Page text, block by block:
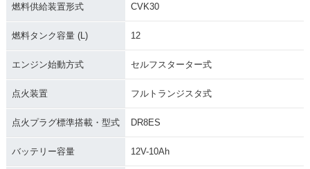
燃料供給装置形式 CVK30
燃料タンク容量 (L) 12
エンジン始動方式 セルフスターター式
点火装置 フルトランジスタ式
点火プラグ標準搭載・型式 DR8ES
バッテリー容量 12V-10Ah